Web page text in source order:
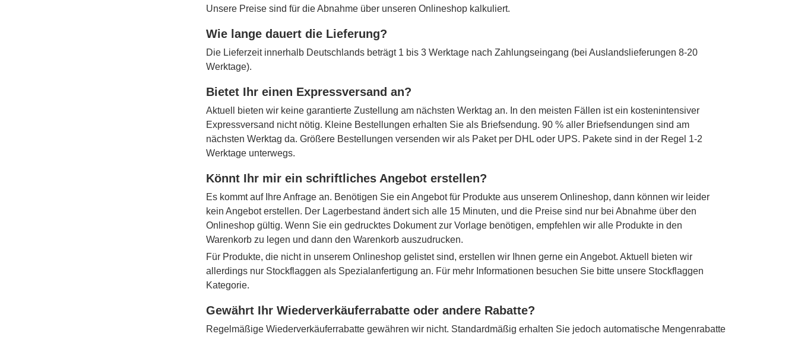
Unsere Preise sind für die Abnahme über unseren Onlineshop kalkuliert.
Wie lange dauert die Lieferung?
Die Lieferzeit innerhalb Deutschlands beträgt 1 bis 3 Werktage nach Zahlungseingang (bei Auslandslieferungen 8-20
Werktage).
Bietet Ihr einen Expressversand an?
Aktuell bieten wir keine garantierte Zustellung am nächsten Werktag an. In den meisten Fällen ist ein kostenintensiver
Expressversand nicht nötig. Kleine Bestellungen erhalten Sie als Briefsendung. 90 % aller Briefsendungen sind am
nächsten Werktag da. Größere Bestellungen versenden wir als Paket per DHL oder UPS. Pakete sind in der Regel 1-2
Werktage unterwegs.
Könnt Ihr mir ein schriftliches Angebot erstellen?
Es kommt auf Ihre Anfrage an. Benötigen Sie ein Angebot für Produkte aus unserem Onlineshop, dann können wir leider
kein Angebot erstellen. Der Lagerbestand ändert sich alle 15 Minuten, und die Preise sind nur bei Abnahme über den
Onlineshop gültig. Wenn Sie ein gedrucktes Dokument zur Vorlage benötigen, empfehlen wir alle Produkte in den
Warenkorb zu legen und dann den Warenkorb auszudrucken.
Für Produkte, die nicht in unserem Onlineshop gelistet sind, erstellen wir Ihnen gerne ein Angebot. Aktuell bieten wir
allerdings nur Stockflaggen als Spezialanfertigung an. Für mehr Informationen besuchen Sie bitte unsere Stockflaggen
Kategorie.
Gewährt Ihr Wiederverkäuferrabatte oder andere Rabatte?
Regelmäßige Wiederverkäuferrabatte gewähren wir nicht. Standardmäßig erhalten Sie jedoch automatische Mengenrabatte